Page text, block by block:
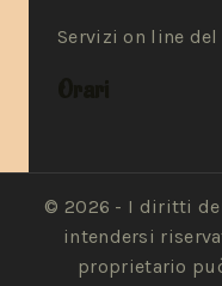
Servizi on line del
© 2026 - I diritti
intendersi
proprietario